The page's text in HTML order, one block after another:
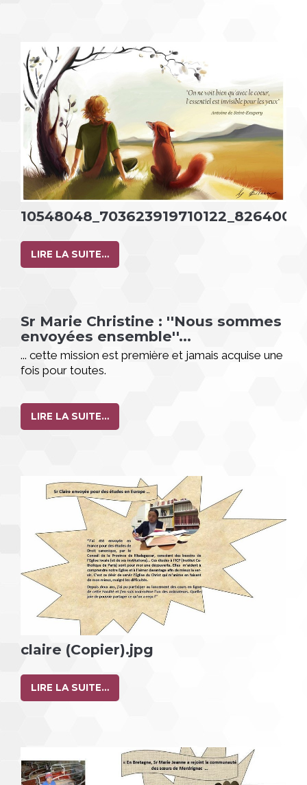
LIRE LA SUITE…
Sr Marie Christine : ''Nous sommes
envoyées ensemble''...
... cette mission est première et jamais acquise une
fois pour toutes.
LIRE LA SUITE…
claire (Copier).jpg
LIRE LA SUITE…